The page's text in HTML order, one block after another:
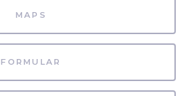
MAPS
FORMULAR